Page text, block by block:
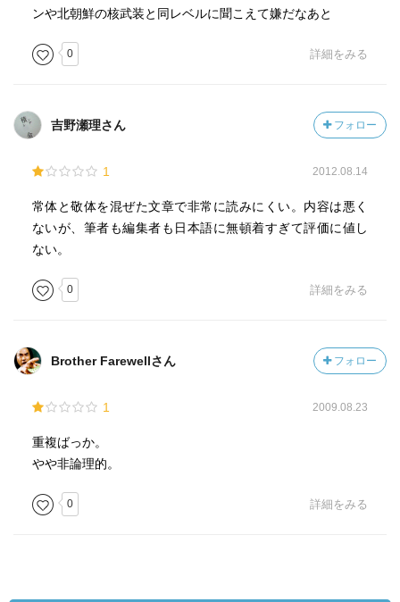
ンや北朝鮮の核武装と同レベルに聞こえて嫌だなあと
0 詳細をみる
吉野瀬理さん フォロー
1 2012.08.14
常体と敬体を混ぜた文章で非常に読みにくい。内容は悪く
ないが、筆者も編集者も日本語に無頓着すぎて評価に値し
ない。
0 詳細をみる
Brother Farewellさん フォロー
1 2009.08.23
重複ばっか。
やや非論理的。
0 詳細をみる